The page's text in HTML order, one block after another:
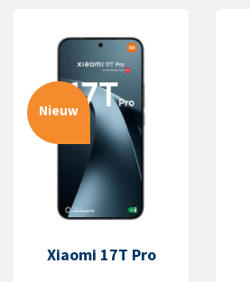
Nieuw
Xiaomi 17T Pro